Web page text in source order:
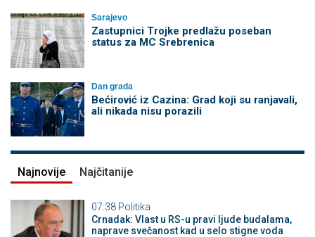
Sarajevo
Zastupnici Trojke predlažu poseban
status za MC Srebrenica
Dan grada
Bećirović iz Cazina: Grad koji su ranjavali,
ali nikada nisu porazili
Najnovije Najčitanije
07:38 Politika
Crnadak: Vlast u RS-u pravi ljude budalama,
naprave svečanost kad u selo stigne voda